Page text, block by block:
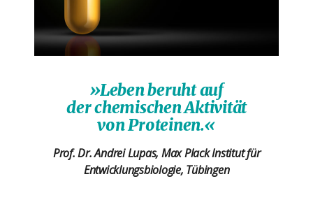
»Leben beruht auf
der chemischen Aktivität
von Proteinen.«
Prof. Dr. Andrei Lupas, Max Plack Institut für
Entwicklungsbiologie, Tübingen